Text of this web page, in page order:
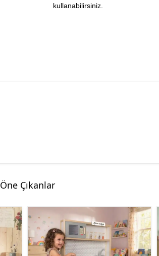
kullanabilirsiniz.
Öne Çıkanlar